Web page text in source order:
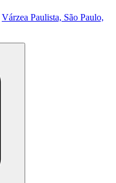
Várzea Paulista, São Paulo,